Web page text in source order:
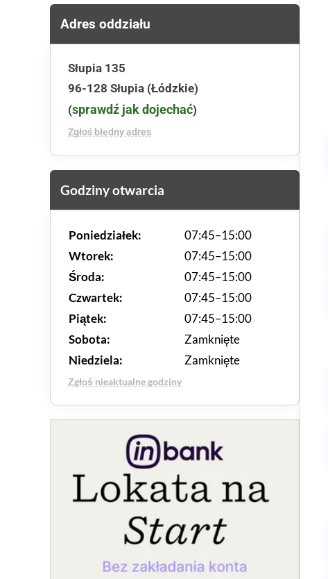
Adres oddziału
Słupia 135
96-128 Słupia (Łódzkie)
(sprawdź jak dojechać)
Zgłoś błędny adres
Godziny otwarcia
Poniedziałek:
07:45–15:00
Wtorek:
07:45–15:00
Środa:
07:45–15:00
Czwartek:
07:45–15:00
Piątek:
07:45–15:00
Sobota:
Zamknięte
Niedziela:
Zamknięte
Zgłoś nieaktualne godziny